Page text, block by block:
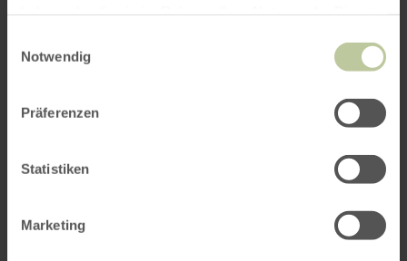
Notwendig
Präferenzen
Statistiken
Marketing
interessieren